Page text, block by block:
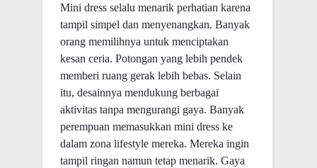
Mini dress selalu menarik perhatian karena
tampil simpel dan menyenangkan. Banyak
orang memilihnya untuk menciptakan
kesan ceria. Potongan yang lebih pendek
memberi ruang gerak lebih bebas. Selain
itu, desainnya mendukung berbagai
aktivitas tanpa mengurangi gaya. Banyak
perempuan memasukkan mini dress ke
dalam zona lifestyle mereka. Mereka ingin
tampil ringan namun tetap menarik. Gaya